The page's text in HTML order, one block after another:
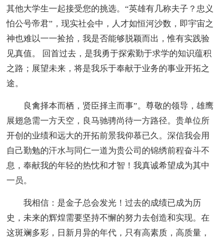
其他大学生一起接受您的挑选。“英雄有几称夫子？忠义
怕公号帝君”，现实社会中，人才如恒河沙数，即宇宙之
神也难以一一捡拾，我是否能够脱颖而出，惟有实践验
见真值。 回首过去，是我勇于探索勤于求学的知识蕴积
之路；展望未来，将是我乐于奉献于业务的事业开拓之
途。
良禽择本而栖，贤臣择主而事”。尊敬的领导，雄鹰
展翅急需一方天空，良马驰骋尚待一方路径。贵单位所
开创的业绩和远大的开拓前景我仰慕已久。深信我会用
自己勤勉的汗水与同仁一道为贵公司的锦绣前程奋斗不
息，奉献我的年轻的热忱和才智！我真诚希望成为其中
一员。
我相信：是金子总会发光！过去的成绩已成为历
史，未来的辉煌需要坚持不懈的努力去创造和实现。在
这斑斓多彩，日新月异的年代，只有高素质，高质量，